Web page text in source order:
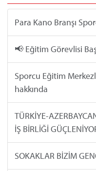
Para Kano Branşı
📢 Eğitim Görevlisi
Sporcu Eğitim
hakkında
TÜRKİYE-
İŞ BİRLİĞİ
SOKAKLAR BİZİM